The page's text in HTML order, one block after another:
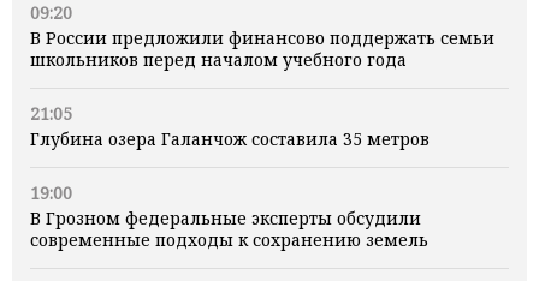
09:20
В России предложили финансово поддержать семьи
школьников перед началом учебного года
21:05
Глубина озера Галанчож составила 35 метров
19:00
В Грозном федеральные эксперты обсудили
современные подходы к сохранению земель